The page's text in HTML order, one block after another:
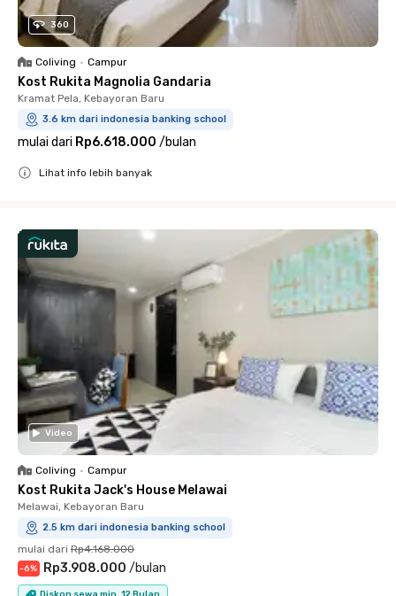
360
Coliving • Campur
Kost Rukita Magnolia Gandaria
Kramat Pela, Kebayoran Baru
3.6 km dari indonesia banking school
mulai dari Rp6.618.000 /bulan
Lihat info lebih banyak
Video
Coliving • Campur
Kost Rukita Jack's House Melawai
Melawai, Kebayoran Baru
2.5 km dari indonesia banking school
mulai dari Rp4.168.000
-6% Rp3.908.000 /bulan